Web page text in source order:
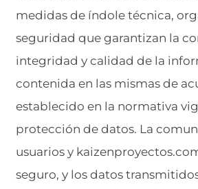
medidas de índole técnica,
seguridad que garantizan la
integridad y calidad de la
contenida en las mismas de
establecido en la normativa
protección de datos. La
usuarios y
seguro, y los datos